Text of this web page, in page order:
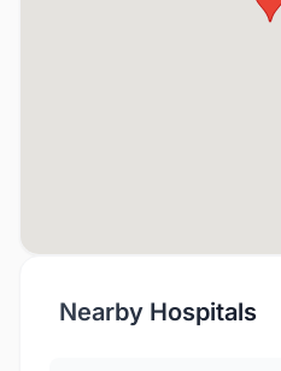
Nearby Hospitals